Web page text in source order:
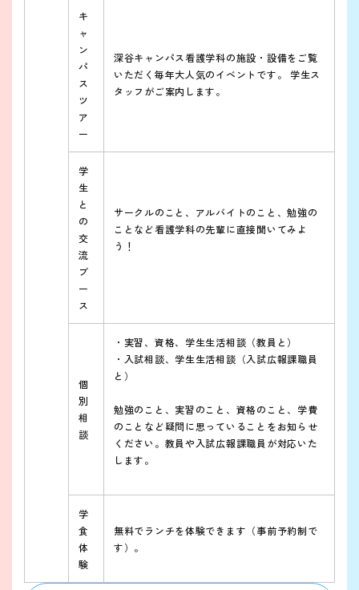
キ
ャ
ン
パ
ス
ツ
ア
ー
深谷キャンパス看護学科の施設・設備をご覧
いただく毎年大人気のイベントです。 学生ス
タッフがご案内します。
学
生
と
の
交
流
ブ
ー
ス
サークルのこと、アルバイトのこと、勉強の
ことなど看護学科の先輩に直接聞いてみよ
う！
個
別
相
談
・実習、資格、学生生活相談（教員と）
・入試相談、学生生活相談（入試広報課職員
と）
勉強のこと、実習のこと、資格のこと、学費
のことなど疑問に思っていることをお知らせ
ください。教員や入試広報課職員が対応いた
します。
学
食
体
験
無料でランチを体験できます（事前予約制で
す）。